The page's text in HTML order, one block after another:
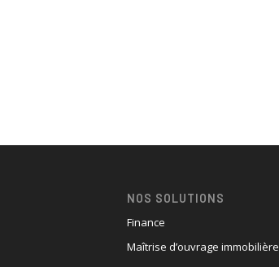
NOS SOLUTIONS
Finance
Maîtrise d’ouvrage immobilière